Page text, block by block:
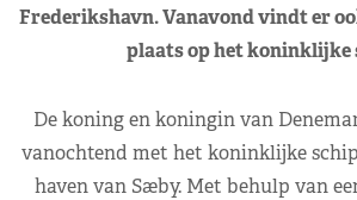
Frederikshavn. Vanavond vindt er
plaats op het koninklijke
De koning en koningin van
vanochtend met het koninklijke
haven van Sæby. Met behulp van